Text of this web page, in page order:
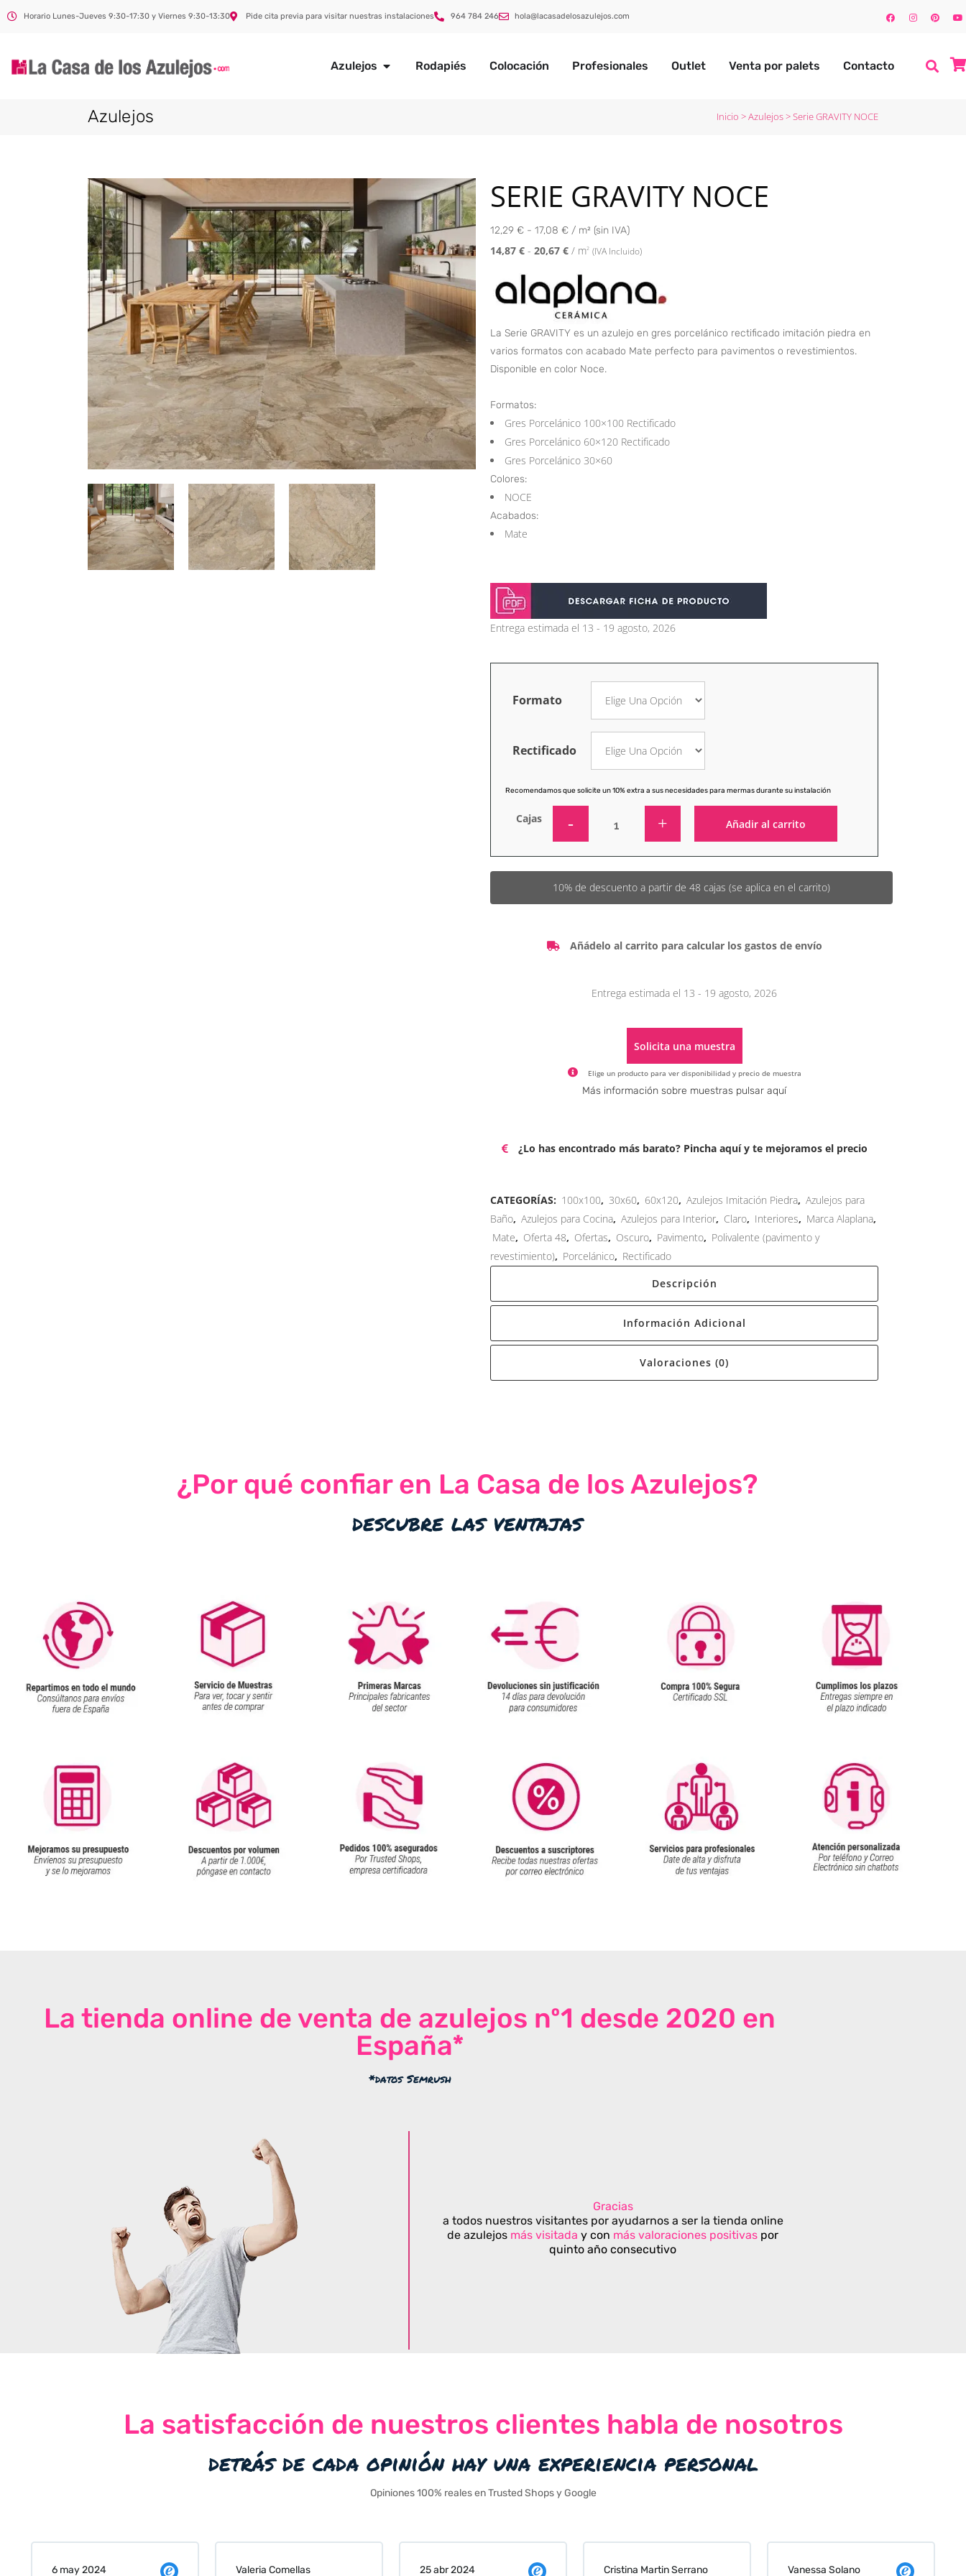
Horario Lunes-Jueves 9:30-17:30 y Viernes 9:30-13:30 Pide cita previa para visitar nuestras instalaciones 964 784 246 hola@lacasadelosazulejos.com
Azulejos Rodapiés Colocación Profesionales Outlet Venta por palets Contacto
Azulejos Inicio >Azulejos>Serie GRAVITY NOCE
SERIE GRAVITY NOCE
12,29 € - 17,08 € / m² (sin IVA)
14,87 € - 20,67 € / m2 (IVA Incluido)
La Serie GRAVITY es un azulejo en gres porcelánico rectificado imitación piedra en
varios formatos con acabado Mate perfecto para pavimentos o revestimientos.
Disponible en color Noce.
Formatos:
Gres Porcelánico 100×100 Rectificado
Gres Porcelánico 60×120 Rectificado
Gres Porcelánico 30×60
Colores:
NOCE
Acabados:
Mate
Entrega estimada el 13 - 19 agosto, 2026
Formato
Rectificado
Recomendamos que solicite un 10% extra a sus necesidades para mermas durante su instalación
Cajas
Añadir al carrito
10% de descuento a partir de 48 cajas (se aplica en el carrito)
Añádelo al carrito para calcular los gastos de envío
Entrega estimada el 13 - 19 agosto, 2026
Solicita una muestra
Elige un producto para ver disponibilidad y precio de muestra
Alternative:
Más información sobre muestras pulsar aquí
¿Lo has encontrado más barato? Pincha aquí y te mejoramos el precio
CATEGORÍAS: 100x100, 30x60, 60x120, Azulejos Imitación Piedra, Azulejos para
Baño, Azulejos para Cocina, Azulejos para Interior, Claro, Interiores, Marca Alaplana,
Mate, Oferta 48, Ofertas, Oscuro, Pavimento, Polivalente (pavimento y
revestimiento), Porcelánico, Rectificado
Descripción
Información Adicional
Valoraciones (0)
¿Por qué confiar en La Casa de los Azulejos?
descubre las ventajas
La tienda online de venta de azulejos nº1 desde 2020 en
España*
*datos Semrush
Gracias
a todos nuestros visitantes por ayudarnos a ser la tienda online
de azulejos más visitada y con más valoraciones positivas por
quinto año consecutivo
La satisfacción de nuestros clientes habla de nosotros
detrás de cada opinión hay una experiencia personal
Opiniones 100% reales en Trusted Shops y Google
Valeria Comellas 25 abr 2024 Cristina Martin Serrano Vanessa Solano Judit Bonet Pardell